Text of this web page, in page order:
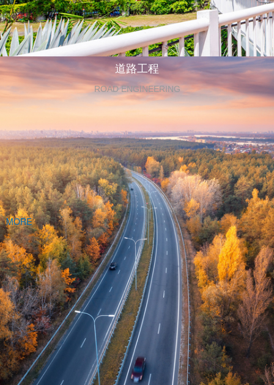
道路工程
ROAD ENGINEERING
MORE